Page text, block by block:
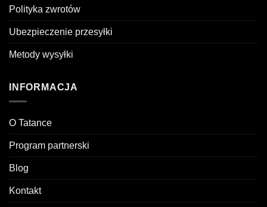
Polityka zwrotów
Ubezpieczenie przesyłki
Metody wysyłki
INFORMACJA
O Tatance
Program partnerski
Blog
Kontakt